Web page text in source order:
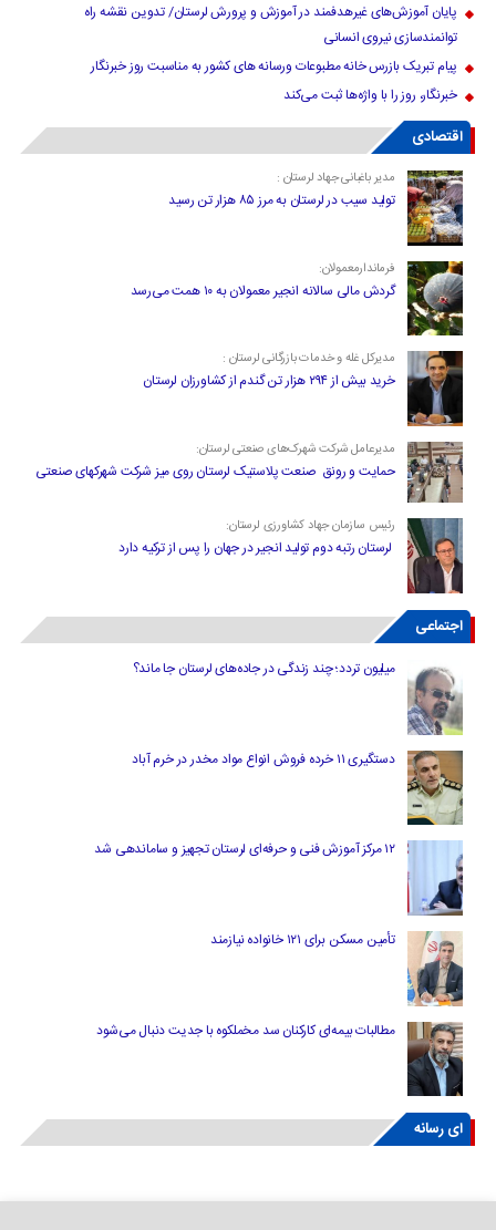
پایان آموزش‌های غیرهدفمند در آموزش و پرورش لرستان/ تدوین نقشه راه
توانمندسازی نیروی انسانی
پیام تبریک بازرس خانه مطبوعات ورسانه های کشور به مناسبت روز خبرنگار
خبرنگار، روز را با واژه‌ها ثبت می‌کند
اقتصادی
مدیر باغبانی جهاد لرستان :
تولید سیب در لرستان به مرز ۸۵ هزار تن رسید
فرماندارمعمولان:
گردش مالی سالانه انجیر معمولان به ۱۰ همت می‌رسد
مدیرکل غله و خدمات بازرگانی لرستان :
خرید بیش از ۲۹۴ هزار تن گندم از کشاورزان لرستان
مدیرعامل شرکت شهرک‌های صنعتی لرستان:
حمایت و رونق صنعت پلاستیک لرستان روی میز شرکت شهرکهای صنعتی
رئیس سازمان جهاد کشاورزی لرستان:
لرستان رتبه دوم تولید انجیر در جهان را پس از ترکیه دارد
اجتماعی
میلیون تردد؛ چند زندگی در جاده‌های لرستان جا ماند؟
دستگیری ۱۱ خرده فروش انواع مواد مخدر در خرم آباد
۱۲ مرکز آموزش فنی و حرفه‌ای لرستان تجهیز و ساماندهی شد
تأمین مسکن برای ۱۲۱ خانواده نیازمند
مطالبات بیمه‌ای کارکنان سد مخملکوه با جدیت دنبال می‌شود
ای رسانه